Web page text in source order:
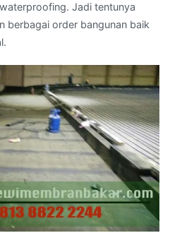
Jadi tentunya
berbagai order bangunan baik